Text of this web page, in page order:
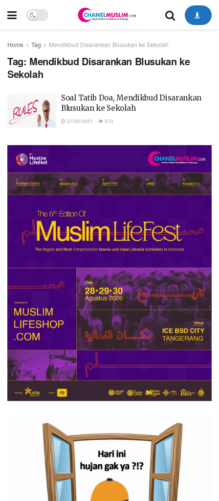
Home Tag Mendikbud Disarankan Blusukan ke Sekolah
Tag: Mendikbud Disarankan Blusukan ke
Sekolah
Soal Tatib Doa, Mendikbud Disarankan
Blusukan ke Sekolah
27/05/2021 570